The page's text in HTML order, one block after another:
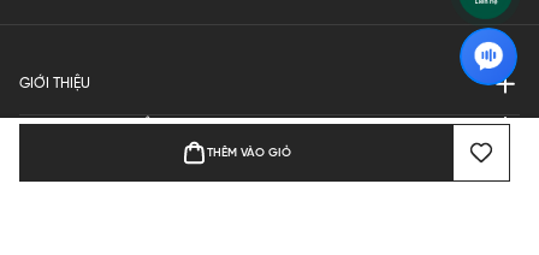
THÊM VÀO GIỎ
GIỚI THIỆU
QUY ĐỊNH HOẠT ĐỘNG